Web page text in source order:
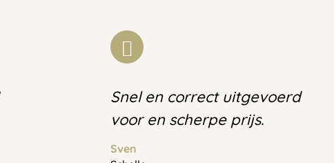
Snel en correct uitgevoerd
voor en scherpe prijs.
Sven